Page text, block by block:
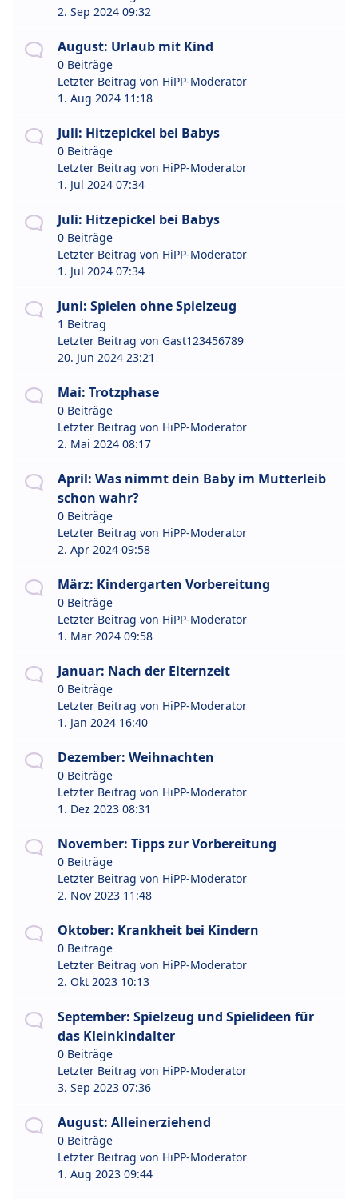
2. Sep 2024 09:32
August: Urlaub mit Kind
0 Beiträge
Letzter Beitrag von HiPP-Moderator
1. Aug 2024 11:18
Juli: Hitzepickel bei Babys
0 Beiträge
Letzter Beitrag von HiPP-Moderator
1. Jul 2024 07:34
Juli: Hitzepickel bei Babys
0 Beiträge
Letzter Beitrag von HiPP-Moderator
1. Jul 2024 07:34
Juni: Spielen ohne Spielzeug
1 Beitrag
Letzter Beitrag von Gast123456789
20. Jun 2024 23:21
Mai: Trotzphase
0 Beiträge
Letzter Beitrag von HiPP-Moderator
2. Mai 2024 08:17
April: Was nimmt dein Baby im Mutterleib
schon wahr?
0 Beiträge
Letzter Beitrag von HiPP-Moderator
2. Apr 2024 09:58
März: Kindergarten Vorbereitung
0 Beiträge
Letzter Beitrag von HiPP-Moderator
1. Mär 2024 09:58
Januar: Nach der Elternzeit
0 Beiträge
Letzter Beitrag von HiPP-Moderator
1. Jan 2024 16:40
Dezember: Weihnachten
0 Beiträge
Letzter Beitrag von HiPP-Moderator
1. Dez 2023 08:31
November: Tipps zur Vorbereitung
0 Beiträge
Letzter Beitrag von HiPP-Moderator
2. Nov 2023 11:48
Oktober: Krankheit bei Kindern
0 Beiträge
Letzter Beitrag von HiPP-Moderator
2. Okt 2023 10:13
September: Spielzeug und Spielideen für
das Kleinkindalter
0 Beiträge
Letzter Beitrag von HiPP-Moderator
3. Sep 2023 07:36
August: Alleinerziehend
0 Beiträge
Letzter Beitrag von HiPP-Moderator
1. Aug 2023 09:44